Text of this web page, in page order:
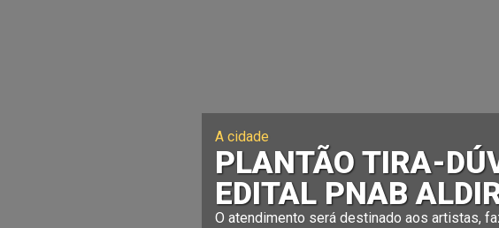
A cidade
PLANTÃO TIRA-
EDITAL PNAB
O atendimento será destinado aos artistas,